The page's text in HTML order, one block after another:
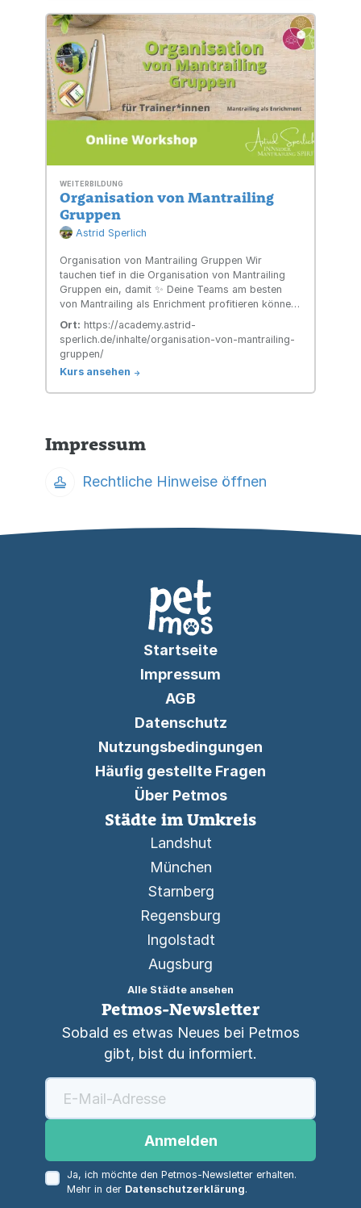
WEITERBILDUNG
Organisation von Mantrailing
Gruppen
Astrid Sperlich
Organisation von Mantrailing Gruppen Wir
tauchen tief in die Organisation von Mantrailing
Gruppen ein, damit ✨ Deine Teams am besten
von Mantrailing als Enrichment profitieren können
🍀 Du Zeit und auch Nerven sparen kannst.
Ort: https://academy.astrid-
sperlich.de/inhalte/organisation-von-mantrailing-
gruppen/
Kurs ansehen ->
Impressum
Rechtliche Hinweise öffnen
Startseite
Impressum
AGB
Datenschutz
Nutzungsbedingungen
Häufig gestellte Fragen
Über Petmos
Städte im Umkreis
Landshut
München
Starnberg
Regensburg
Ingolstadt
Augsburg
Alle Städte ansehen
Petmos-Newsletter
Sobald es etwas Neues bei Petmos
gibt, bist du informiert.
Anmelden
Ja, ich möchte den Petmos-Newsletter erhalten.
Mehr in der Datenschutzerklärung.